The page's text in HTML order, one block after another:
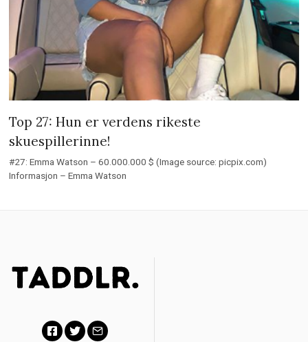
Top 27: Hun er verdens rikeste
skuespillerinne!
#27: Emma Watson – 60.000.000 $ (Image source: picpix.com)
Informasjon – Emma Watson